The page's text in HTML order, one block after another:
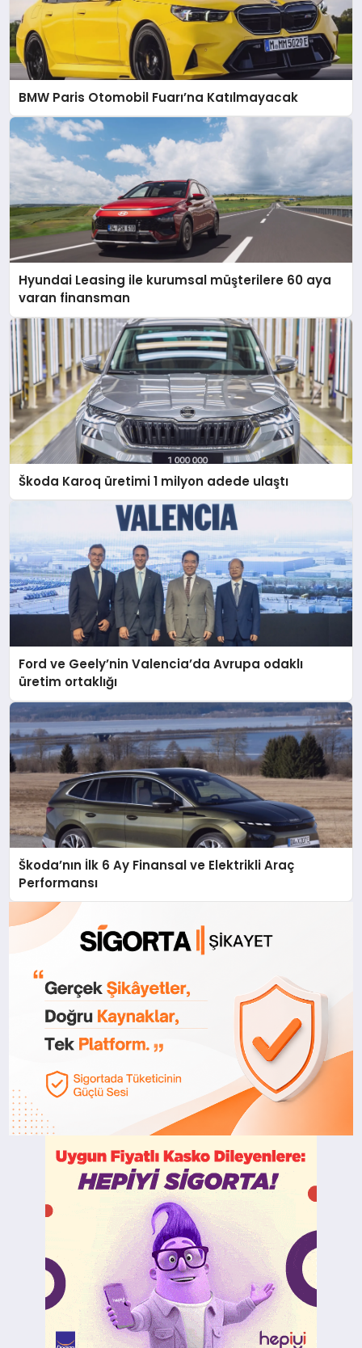
BMW Paris Otomobil Fuarı’na Katılmayacak
Hyundai Leasing ile kurumsal müşterilere 60 aya
varan finansman
Škoda Karoq üretimi 1 milyon adede ulaştı
Ford ve Geely’nin Valencia’da Avrupa odaklı
üretim ortaklığı
Škoda’nın İlk 6 Ay Finansal ve Elektrikli Araç
Performansı